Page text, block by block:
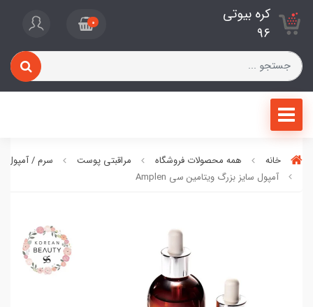
کره بیوتی
96
0
خانه همه محصولات فروشگاه مراقبتی پوست
سرم / آمپول
آمپول سایز بزرگ ویتامین سی Amplen